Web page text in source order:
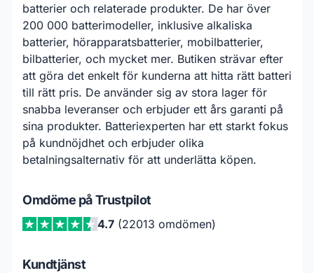
batterier och relaterade produkter. De har över
200 000 batterimodeller, inklusive alkaliska
batterier, hörapparatsbatterier, mobilbatterier,
bilbatterier, och mycket mer. Butiken strävar efter
att göra det enkelt för kunderna att hitta rätt batteri
till rätt pris. De använder sig av stora lager för
snabba leveranser och erbjuder ett års garanti på
sina produkter. Batteriexperten har ett starkt fokus
på kundnöjdhet och erbjuder olika
betalningsalternativ för att underlätta köpen.
Omdöme på Trustpilot
4.7 (22013 omdömen)
Kundtjänst